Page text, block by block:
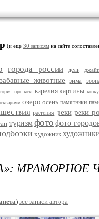
(и еще 30 записям на сайте
города россии дели
забавные животные зима
про кота карелия картины
озеро осень памятники
растения реки реки
туризм фото фото
художник художники
МРАМОРНОЕ
) все записи автора